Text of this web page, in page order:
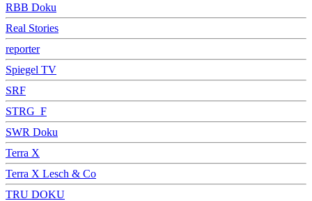
RBB Doku
Real Stories
reporter
Spiegel TV
SRF
STRG_F
SWR Doku
Terra X
Terra X Lesch & Co
TRU DOKU